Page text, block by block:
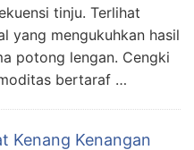
tinju. Terlihat
yang mengukuhkan hasil
potong lengan. Cengki
bertaraf …
Kenang Kenangan